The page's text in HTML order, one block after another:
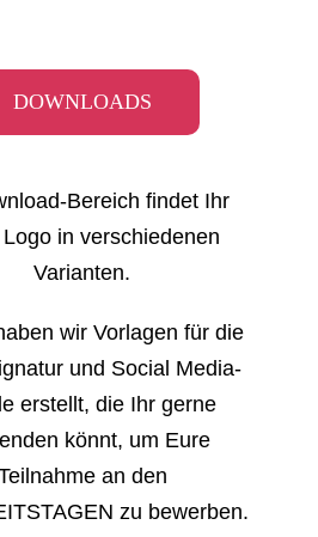
DOWNLOADS
Bereich findet Ihr
in verschiedenen
Varianten.
wir Vorlagen für die
und Social Media-
erstellt, die Ihr gerne
könnt, um Eure
an den
zu bewerben.